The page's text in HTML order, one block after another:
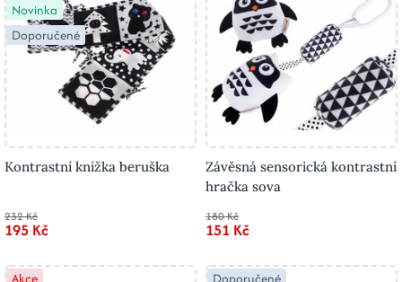
Novinka
Doporučené
Kontrastní knížka beruška
232 Kč
195 Kč
Závěsná sensorická kontrastní
hračka sova
180 Kč
151 Kč
Akce Doporučené